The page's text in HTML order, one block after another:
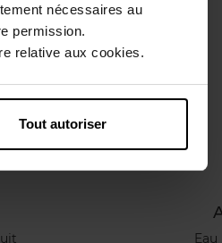
nécessaires au
permission.
relative aux cookies.
Tout autoriser